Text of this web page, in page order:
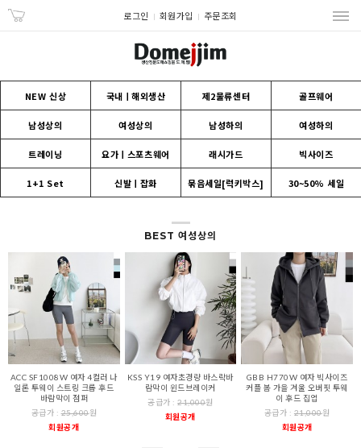
로그인 회원가입 주문조회
NEW 신상 국내ㅣ해외생산 제2물류센터 골프웨어
남성상의 여성상의 남성하의 여성하의
트레이닝 요가ㅣ스포츠웨어 래시가드 빅사이즈
1+1 Set 신발ㅣ잡화 묶음세일[럭키박스] 30~50% 세일
BEST 여성상의
ACC SF1008W 여자 4컬러 나
일론 투웨이 스트링 크롭 후드
바람막이 점퍼
공급가 :25,600원
회원공개
KSS Y19 여자초경량 바스락바
람막이 윈드브레이커
공급가 :21,000원
회원공개
GBB H770W 여자 빅사이즈
커플 봄 가을 겨울 오버핏 투웨
이 후드 집업
공급가 : 21,000원
회원공개